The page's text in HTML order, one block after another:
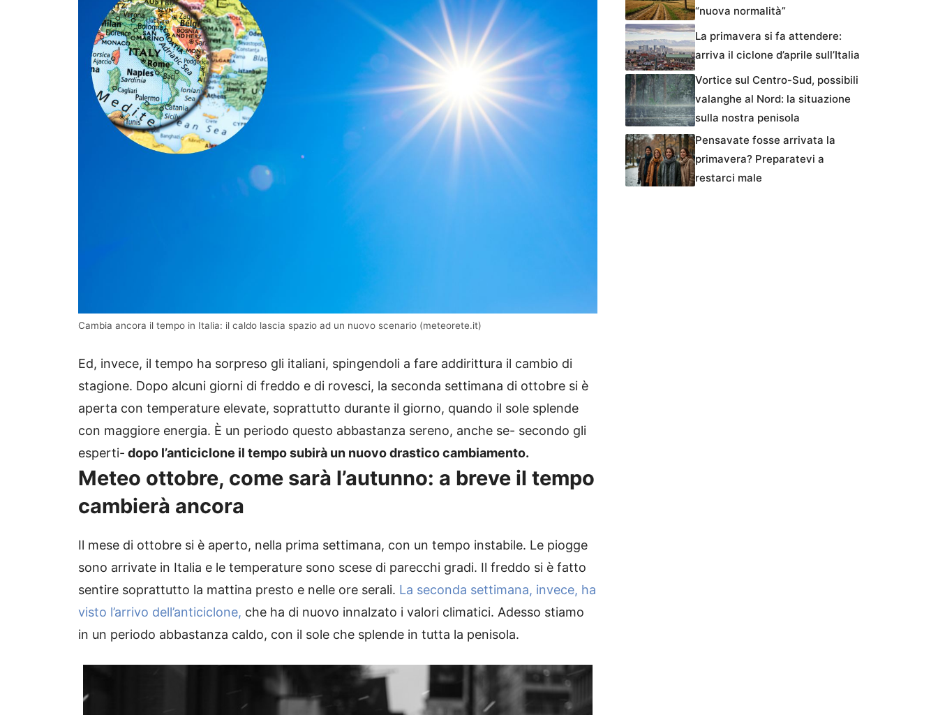
Cambia ancora il tempo in Italia: il caldo lascia spazio ad un nuovo scenario (meteorete.it)
Ed, invece, il tempo ha sorpreso gli italiani, spingendoli a fare addirittura il cambio di
stagione. Dopo alcuni giorni di freddo e di rovesci, la seconda settimana di ottobre si è
aperta con temperature elevate, soprattutto durante il giorno, quando il sole splende
con maggiore energia. È un periodo questo abbastanza sereno, anche se- secondo gli
esperti- dopo l’anticiclone il tempo subirà un nuovo drastico cambiamento.
Meteo ottobre, come sarà l’autunno: a breve il tempo
cambierà ancora
Il mese di ottobre si è aperto, nella prima settimana, con un tempo instabile. Le piogge
sono arrivate in Italia e le temperature sono scese di parecchi gradi. Il freddo si è fatto
sentire soprattutto la mattina presto e nelle ore serali. La seconda settimana, invece, ha
visto l’arrivo dell’anticiclone, che ha di nuovo innalzato i valori climatici. Adesso stiamo
in un periodo abbastanza caldo, con il sole che splende in tutta la penisola.
“nuova normalità”
La primavera si fa attendere:
arriva il ciclone d’aprile sull’Italia
Vortice sul Centro-Sud, possibili
valanghe al Nord: la situazione
sulla nostra penisola
Pensavate fosse arrivata la
primavera? Preparatevi a
restarci male